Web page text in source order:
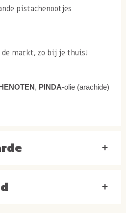
pistachenootjes
markt, zo bij je thuis!
, PINDA-olie (arachide)
Wij wel en daarom
+
+